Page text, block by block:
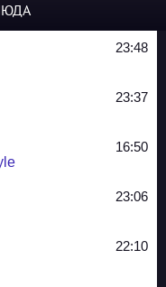
23:48
23:37
16:50
23:06
22:10